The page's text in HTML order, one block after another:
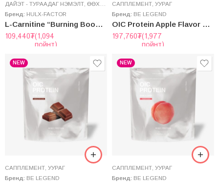
ДАЙЭТ - ТУРААДАГ НЭМЭЛТ ӨӨХ ШАТААГЧ
Бренд: HULX-FACTOR
L-Carnitine “Burning Booster” – Биеийн өөх шатаагч
109,440₮(1,094
пойнт)
САППЛЕМЕНТ УУРАГ
Бренд: BE LEGEND
OIC Protein Apple Flavor – Ойший Алимны Амтaт Уураг (Whey)
197,760₮(1,977
пойнт)
NEW
САППЛЕМЕНТ УУРАГ
Бренд: BE LEGEND
NEW
САППЛЕМЕНТ УУРАГ
Бренд: BE LEGEND